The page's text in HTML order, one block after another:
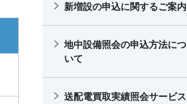
新増設の申込に関するご案内
地中設備照会の申込方法につ
いて
送配電買取実績照会サービス